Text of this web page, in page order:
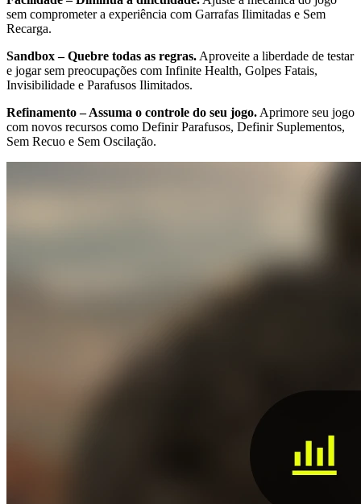
sem comprometer a experiência com Garrafas Ilimitadas e Sem
Recarga.
Sandbox – Quebre todas as regras. Aproveite a liberdade de testar
e jogar sem preocupações com Infinite Health, Golpes Fatais,
Invisibilidade e Parafusos Ilimitados.
Refinamento – Assuma o controle do seu jogo. Aprimore seu jogo
com novos recursos como Definir Parafusos, Definir Suplementos,
Sem Recuo e Sem Oscilação.